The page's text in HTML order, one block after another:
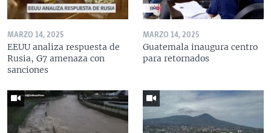
MARZO 14, 2025
EEUU analiza respuesta de
Rusia, G7 amenaza con
sanciones
MARZO 14, 2025
Guatemala inaugura centro
para retornados